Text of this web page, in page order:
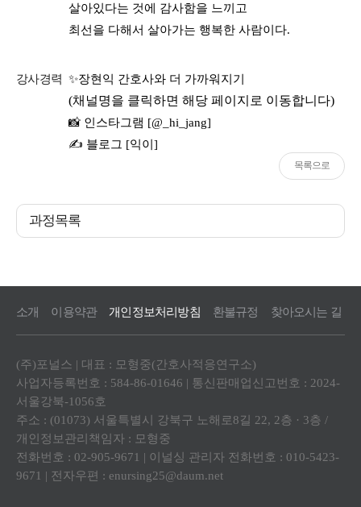
살아있다는 것에 감사함을 느끼고
최선을 다해서 살아가는 행복한 사람이다.
강사경력 ✨장현익 간호사와 더 가까워지기
(채널명을 클릭하면 해당 페이지로 이동합니다)
📸 인스타그램 [@_hi_jang]
✍️ 블로그 [익이]
목록으로
과정목록
소개 이용약관 개인정보처리방침 환불규정 찾아오시는 길
(주)포널스 | 대표 : 모형중(간호사적응연구소)
사업자등록번호 : 584-86-01646 | 통신판매업신고번호 : 2024-
서울강북-1056호
주소 : (01073) 서울특별시 강북구 노해로8길 22, 2층 · 3층 /
개인정보관리책임자 : 모형중
전화번호 : 02-905-9671 | 이널싱 관리자 전화번호 : 010-5423-
9671 | 전자우편 : enursing25@daum.net